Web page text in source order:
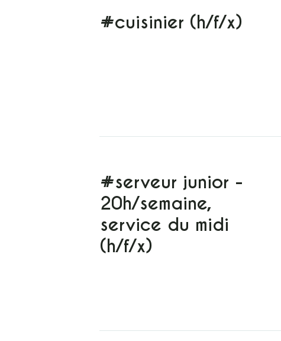
#cuisinier (h/f/x)
#serveur junior -
20h/semaine,
service du midi
(h/f/x)